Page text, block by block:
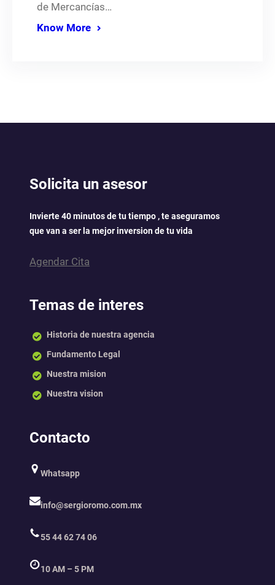
de Mercancías…
Know More
Solicita un asesor
Invierte 40 minutos de tu tiempo , te aseguramos
que van a ser la mejor inversion de tu vida
Agendar Cita
Temas de interes
Historia de nuestra agencia
Fundamento Legal
Nuestra mision
Nuestra vision
Contacto
Whatsapp
info@sergioromo.com.mx
55 44 62 74 06
10 AM – 5 PM